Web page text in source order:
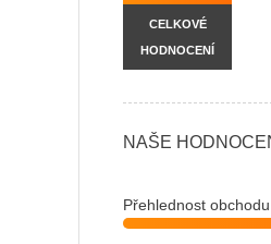
CELKOVÉ
HODNOCENÍ
NAŠE
Přehlednost obchodu